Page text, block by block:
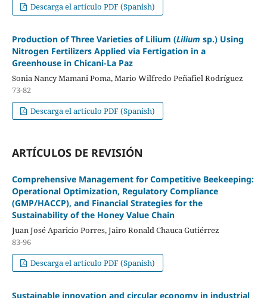
Descarga el artículo PDF (Spanish)
Production of Three Varieties of Lilium (Lilium sp.) Using
Nitrogen Fertilizers Applied via Fertigation in a
Greenhouse in Chicani-La Paz
Sonia Nancy Mamani Poma, Mario Wilfredo Peñafiel Rodríguez
73-82
Descarga el artículo PDF (Spanish)
ARTÍCULOS DE REVISIÓN
Comprehensive Management for Competitive Beekeeping:
Operational Optimization, Regulatory Compliance
(GMP/HACCP), and Financial Strategies for the
Sustainability of the Honey Value Chain
Juan José Aparicio Porres, Jairo Ronald Chauca Gutiérrez
83-96
Descarga el artículo PDF (Spanish)
Sustainable innovation and circular economy in industrial